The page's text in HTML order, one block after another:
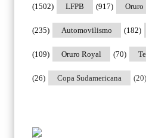
LFPB
(1502) Oruro
(917)
Automovilismo
(235) (182)
Oruro Royal
(109) (70)
Copa Sudamericana
(26) (20)